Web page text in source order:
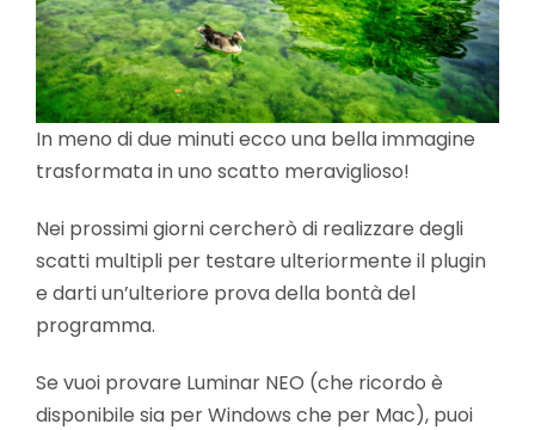
In meno di due minuti ecco una bella immagine
trasformata in uno scatto meraviglioso!
Nei prossimi giorni cercherò di realizzare degli
scatti multipli per testare ulteriormente il plugin
e darti un’ulteriore prova della bontà del
programma.
Se vuoi provare Luminar NEO (che ricordo è
disponibile sia per Windows che per Mac), puoi